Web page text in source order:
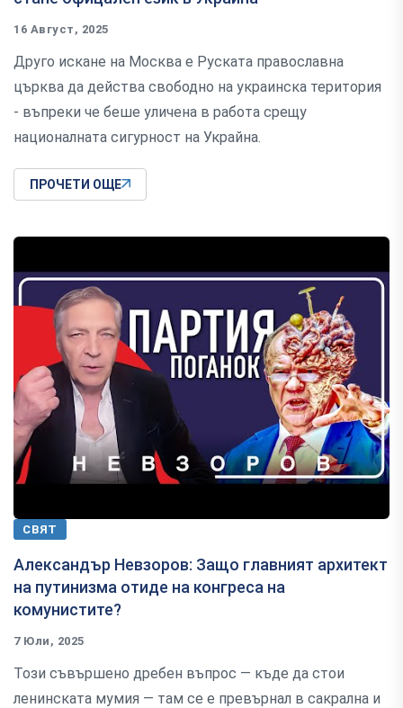
16 Август, 2025
Друго искане на Москва е Руската православна
църква да действа свободно на украинска територия
- въпреки че беше уличена в работа срещу
националната сигурност на Украйна.
ПРОЧЕТИ ОЩЕ
СВЯТ
Александър Невзоров: Защо главният архитект
на путинизма отиде на конгреса на
комунистите?
7 Юли, 2025
Този съвършено дребен въпрос — къде да стои
ленинската мумия — там се е превърнал в сакрална и